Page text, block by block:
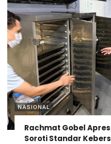
NASIONAL
Rachmat Gobel
Soroti Standar